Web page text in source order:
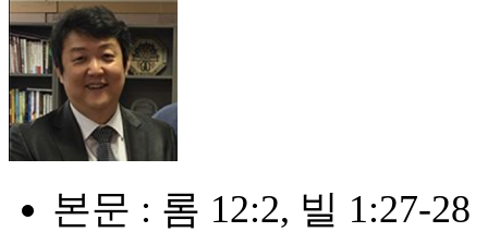
본문 : 롬 12:2, 빌 1:27-28